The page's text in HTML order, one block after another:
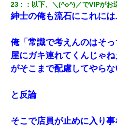
23 ： 以下、＼(^o^)／でVIPがお
紳士の俺も流石にこれに
俺「常識で考えんのはそ
屋にガキ連れてくんじゃ
がそこまで配慮してやらな
と反論
そこで店員が止めに入り